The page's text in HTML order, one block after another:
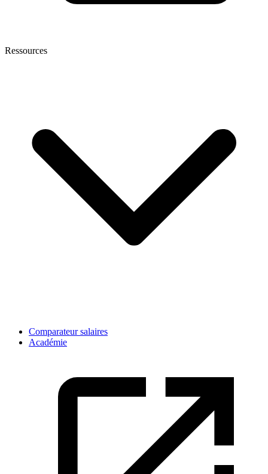
Ressources
Comparateur salaires
Académie